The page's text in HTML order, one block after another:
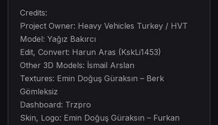
Credits:
Project Owner: Heavy Vehicles Turkey / HVT
Model: Yağız Bakırcı
Edit, Convert: Harun Aras (KskLi1453)
Other 3D Models: İsmail Arslan
Textures: Emin Doğuş Güraksın – Berk
Gömleksiz
Dashboard: Trzpro
Skin, Logo: Emin Doğuş Güraksın – Furkan